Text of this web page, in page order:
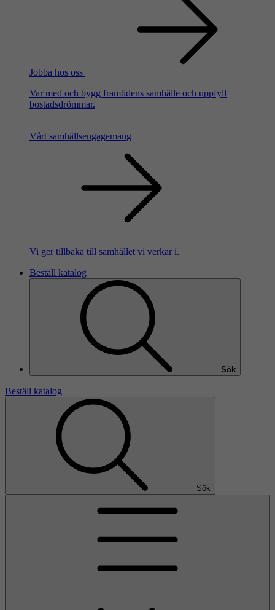
Jobba hos oss
Var med och bygg framtidens samhälle och uppfyll
bostadsdrömmar.
Vårt samhällsengagemang
Vi ger tillbaka till samhället vi verkar i.
Beställ katalog
Sök
Beställ katalog
Sök